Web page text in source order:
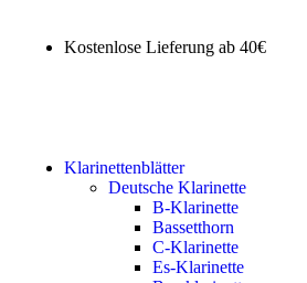
Kostenlose Lieferung ab 40€
Klarinettenblätter
Deutsche Klarinette
B-Klarinette
Bassetthorn
C-Klarinette
Es-Klarinette